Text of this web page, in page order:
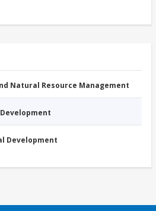
Natural Resource Management
Development